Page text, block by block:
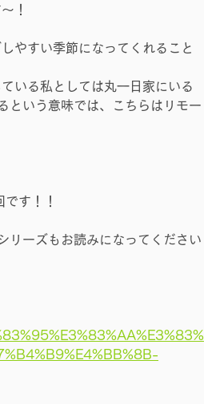
！
やすい季節になってくれること
いる私としては丸一日家にいる
という意味では、こちらはリモー
です！！
リーズもお読みになってください